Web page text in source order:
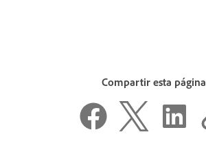
Compartir esta página